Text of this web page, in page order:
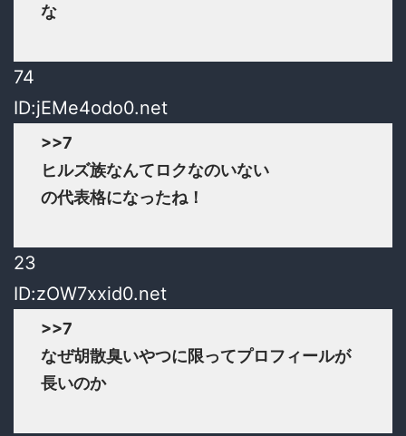
な
74
ID:jEMe4odo0.net
>>7
ヒルズ族なんてロクなのいない
の代表格になったね！
23
ID:zOW7xxid0.net
>>7
なぜ胡散臭いやつに限ってプロフィールが
長いのか